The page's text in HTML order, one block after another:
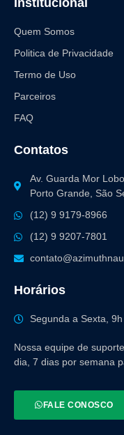
Institucional
Quem Somos
Politica de Privacidade
Termo de Uso
Parceiros
FAQ
Contatos
Av. Guarda Mor
Porto Grande, São
(12) 9 9179-8966
(12) 9 9207-7801
Horários
Segunda a Sexta,
Nossa equipe de
dia, 7 dias por semana
FALE CONOSCO